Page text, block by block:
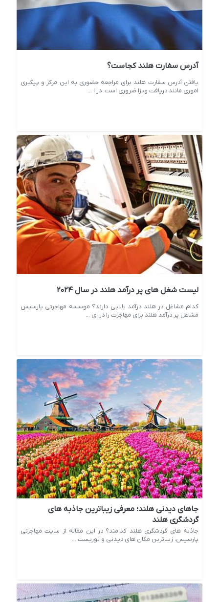
آدرس سفارت هلند کجاست؟
یافتن آدرس سفارت هلند برای مراجعه حضوری به این مرکز و پیگیری
اموری مانند دریافت ویزا ضروری است. در ا ...
لیست شغل های پر درآمد هلند در سال ۲۰۲۴
کدام مشاغل در هلند درآمد بالایی دارند؟ موسسه مهاجرتی پارسیس
مشاغل پر درآمد هلند برای مهاجرت را در ای ...
جاهای دیدنی هلند؛ معرفی زیباترین جاذبه های
گردشگری هلند
جاذبه های گردشگری هلند کدامند؟ در این مقاله از سایت مهاجرتی
پارسیس، زیباترین مکان های دیدنی و توریست ...